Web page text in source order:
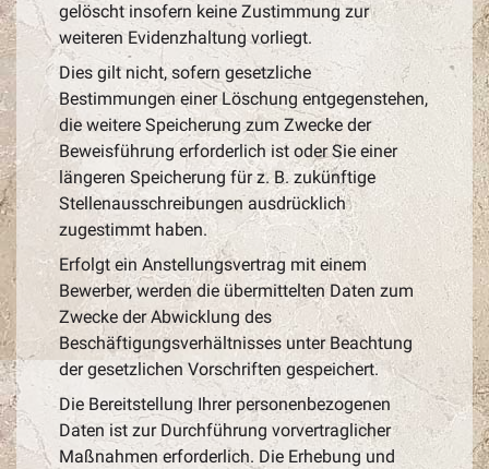
gelöscht insofern keine Zustimmung zur
weiteren Evidenzhaltung vorliegt.
Dies gilt nicht, sofern gesetzliche
Bestimmungen einer Löschung entgegenstehen,
die weitere Speicherung zum Zwecke der
Beweisführung erforderlich ist oder Sie einer
längeren Speicherung für z. B. zukünftige
Stellenausschreibungen ausdrücklich
zugestimmt haben.
Erfolgt ein Anstellungsvertrag mit einem
Bewerber, werden die übermittelten Daten zum
Zwecke der Abwicklung des
Beschäftigungsverhältnisses unter Beachtung
der gesetzlichen Vorschriften gespeichert.
Die Bereitstellung Ihrer personenbezogenen
Daten ist zur Durchführung vorvertraglicher
Maßnahmen erforderlich. Die Erhebung und